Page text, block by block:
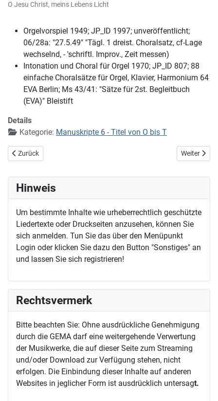
O Jesu Christ, meins Lebens Licht
Orgelvorspiel 1949; JP_ID 1997; unveröffentlicht;
06/28a: "27.5.49" "Tägl. 1 dreist. Choralsatz, cf-Lage
wechselnd, - 'schriftl. Improv., Zeit messen)
Intonation und Choral für Orgel 1970; JP_ID 807; 88
einfache Choralsätze für Orgel, Klavier, Harmonium 64
EVA Berlin; Ms 43/41: "Sätze für 2st. Begleitbuch
(EVA)" Bleistift
Details
Kategorie: Manuskripte 6 - Titel von O bis T
Vorheriger Beitrag: O Herr Jesu, deine Leute
Zurück Nächster
Weiter
Hinweis
Um bestimmte Inhalte wie urheberrechtlich geschützte
Liedertexte oder Druckseiten anzusehen, können Sie
sich anmelden. Tun Sie das über den Menüpunkt
Login oder klicken Sie dazu den Button "Sonstiges" an
und lassen Sie sich registrieren!
Rechtsvermerk
Bitte beachten Sie: Ohne ausdrückliche Genehmigung
durch die GEMA darf eine weitergehende Verwertung
der Musikwerke, die auf dieser Seite zum Streaming
und/oder Download zur Verfügung stehen, nicht
erfolgen. Die Einbindung dieser Inhalte auf anderen
Websites in jeglicher Form ist ausdrücklich untersagt.